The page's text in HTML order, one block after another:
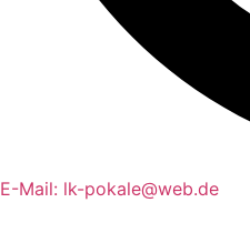
E-Mail: lk-pokale@web.de